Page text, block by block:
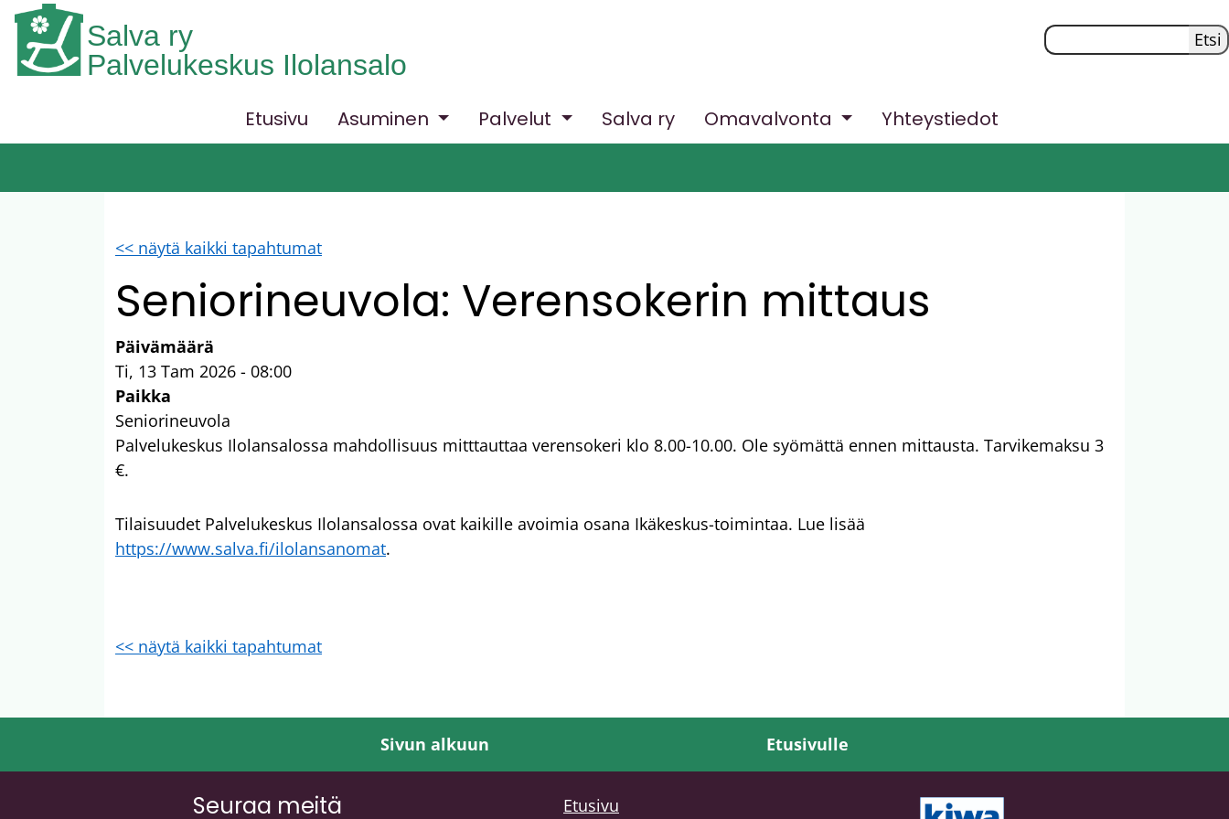
Hyppää pääsisältöön
Salva ry
Palvelukeskus Ilolansalo
Etsi
Päävalikko
Etusivu Asuminen Palvelut Salva ry Omavalvonta Yhteystiedot
<< näytä kaikki tapahtumat
Seniorineuvola: Verensokerin mittaus
Päivämäärä
Ti, 13 Tam 2026 - 08:00
Paikka
Seniorineuvola
Palvelukeskus Ilolansalossa mahdollisuus mitttauttaa verensokeri klo 8.00-10.00. Ole syömättä ennen mittausta. Tarvikemaksu 3
€.
Tilaisuudet Palvelukeskus Ilolansalossa ovat kaikille avoimia osana Ikäkeskus-toimintaa. Lue lisää
https://www.salva.fi/ilolansanomat.
<< näytä kaikki tapahtumat
Sivun alkuun Etusivulle
Seuraa meitä
Etusivu